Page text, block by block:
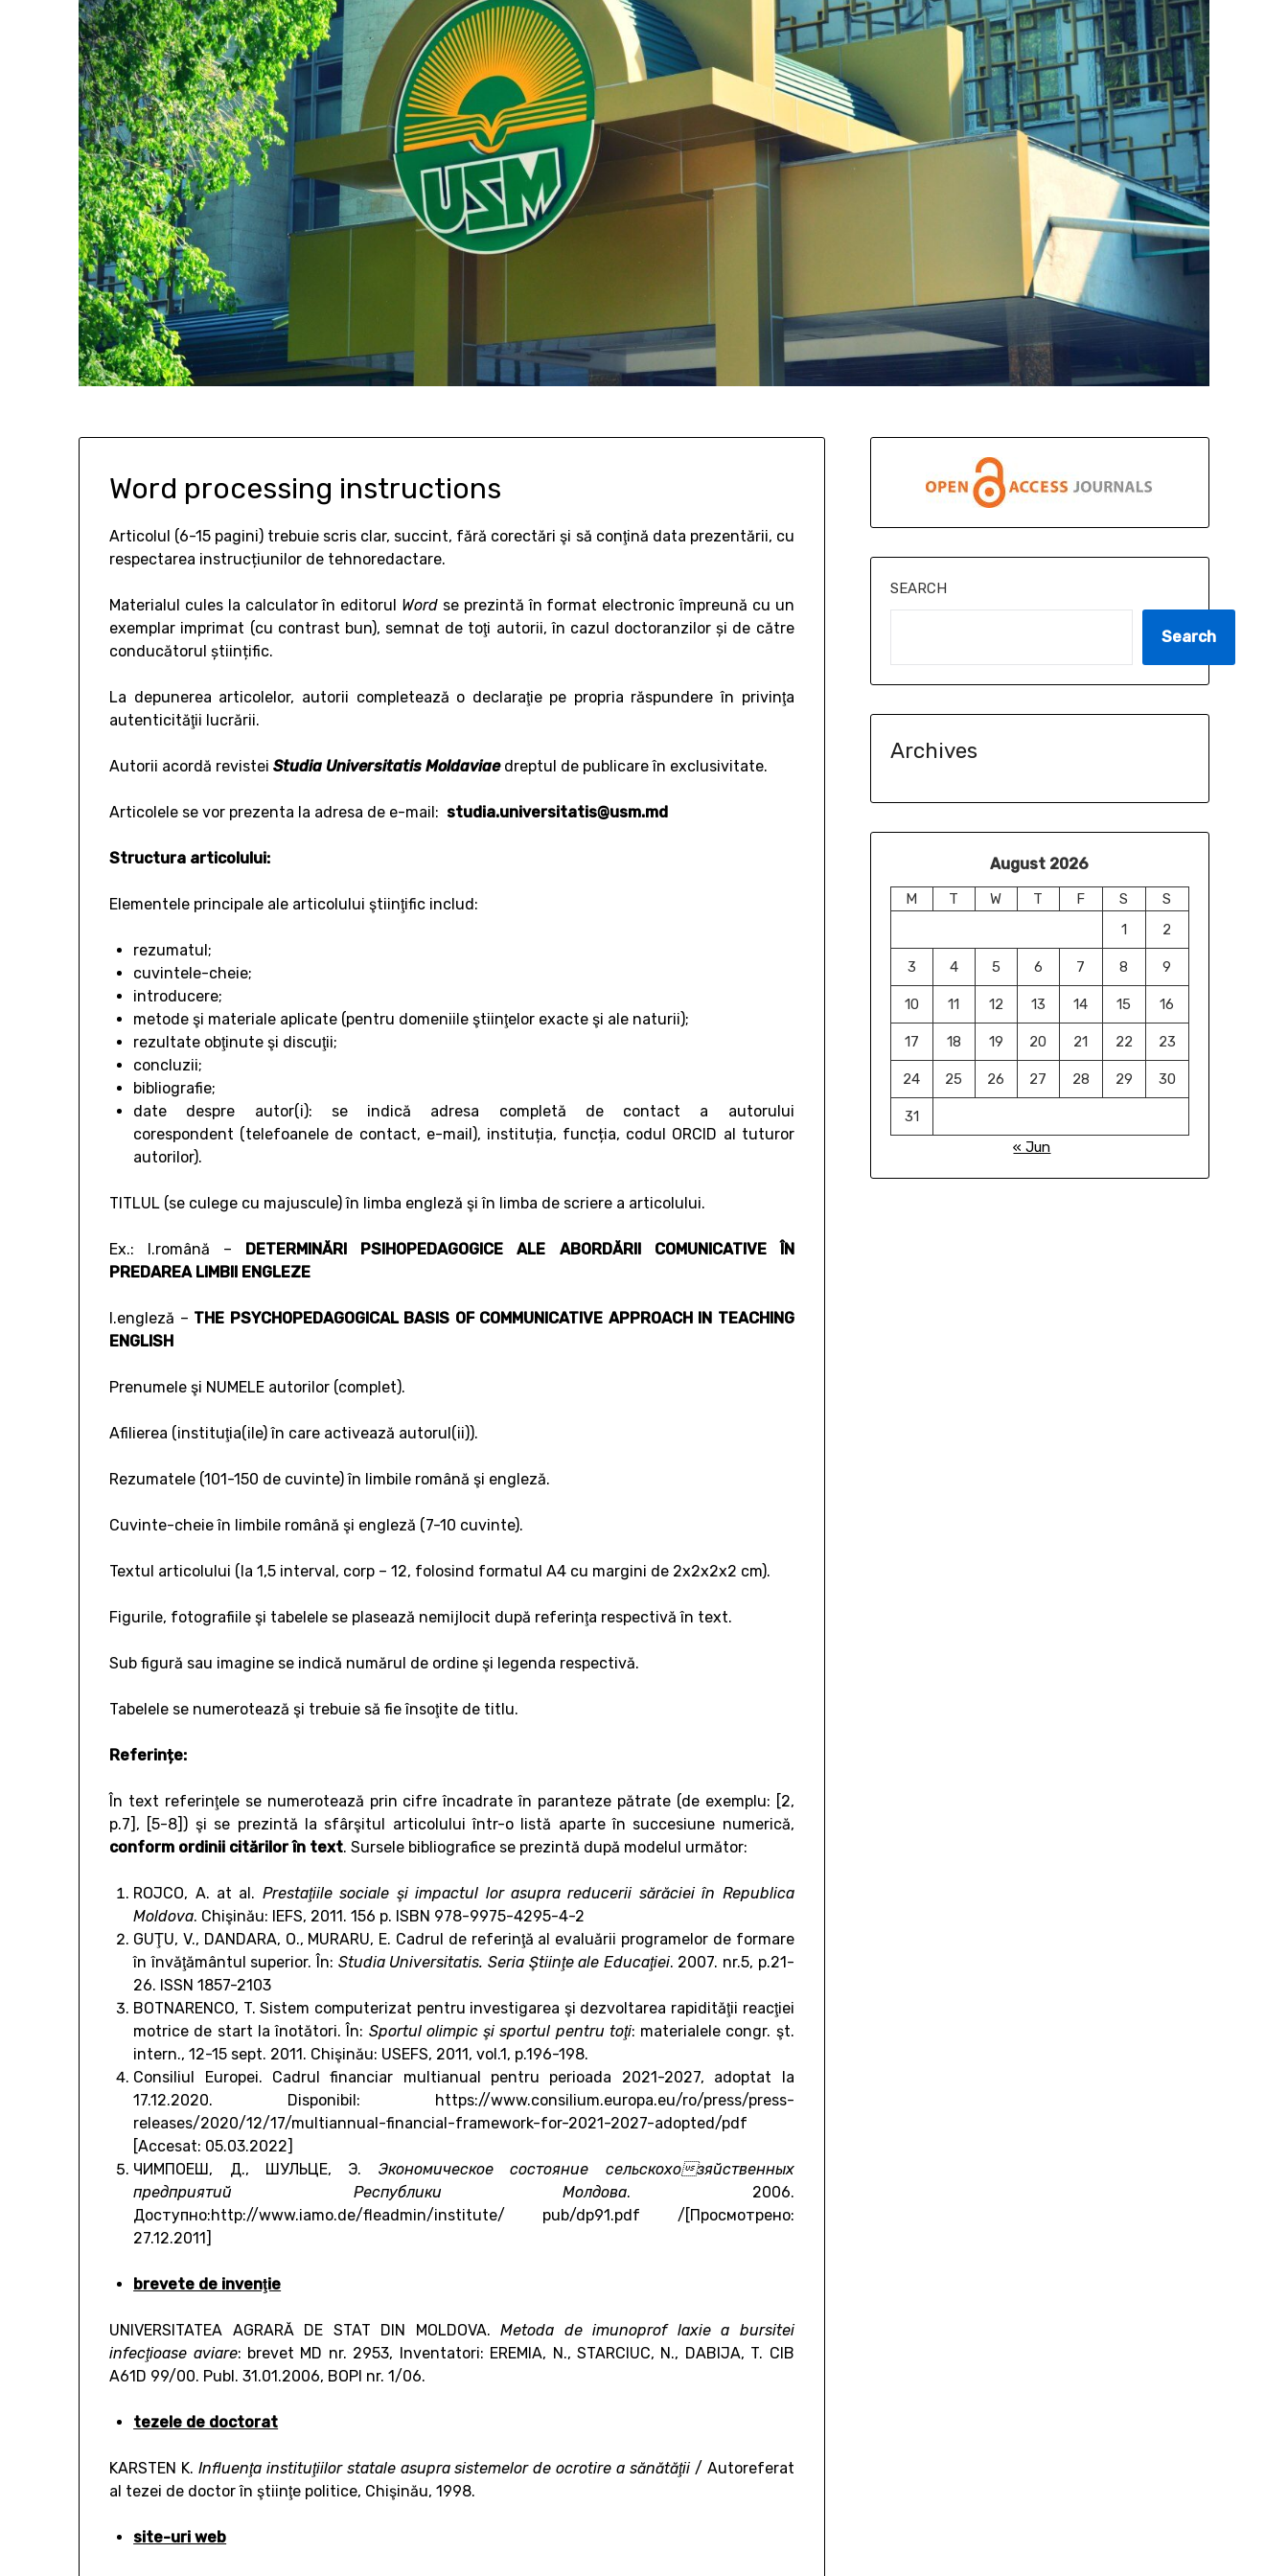
Word processing instructions
Articolul (6-15 pagini) trebuie scris clar, succint, fără corectări şi să conţină data prezentării, cu
respectarea instrucțiunilor de tehnoredactare.
Materialul cules la calculator în editorul Word se prezintă în format electronic împreună cu un
exemplar imprimat (cu contrast bun), semnat de toţi autorii, în cazul doctoranzilor și de către
conducătorul științific.
La depunerea articolelor, autorii completează o declaraţie pe propria răspundere în privinţa
autenticităţii lucrării.
Autorii acordă revisteiStudia Universitatis Moldaviaedreptul de publicare în exclusivitate.
Articolele se vor prezenta la adresa de e-mail: studia.universitatis@usm.md
Structura articolului:
Elementele principale ale articolului ştiinţific includ:
rezumatul;
cuvintele-cheie;
introducere;
metode şi materiale aplicate (pentru domeniile ştiinţelor exacte şi ale naturii);
rezultate obţinute şi discuţii;
concluzii;
bibliografie;
date despre autor(i): se indică adresa completă de contact a autorului
corespondent (telefoanele de contact, e-mail), instituția, funcția, codul ORCID al tuturor
autorilor).
TITLUL (se culege cu majuscule) în limba engleză şi în limba de scriere a articolului.
Ex.: l.română – DETERMINĂRI PSIHOPEDAGOGICE ALE ABORDĂRII COMUNICATIVE ÎN
PREDAREA LIMBII ENGLEZE
l.engleză – THE PSYCHOPEDAGOGICAL BASIS OF COMMUNICATIVE APPROACH IN TEACHING
ENGLISH
Prenumele şi NUMELE autorilor (complet).
Afilierea (instituţia(ile) în care activează autorul(ii)).
Rezumatele (101-150 de cuvinte) în limbile română şi engleză.
Cuvinte-cheie în limbile română şi engleză (7-10 cuvinte).
Textul articolului (la 1,5 interval, corp – 12, folosind formatul A4 cu margini de 2x2x2x2 cm).
Figurile, fotografiile şi tabelele se plasează nemijlocit după referinţa respectivă în text.
Sub figură sau imagine se indică numărul de ordine şi legenda respectivă.
Tabelele se numerotează şi trebuie să fie însoţite de titlu.
Referințe:
În text referinţele se numerotează prin cifre încadrate în paranteze pătrate (de exemplu: [2,
p.7], [5-8]) şi se prezintă la sfârşitul articolului într-o listă aparte în succesiune numerică,
conform ordinii citărilor în text. Sursele bibliografice se prezintă după modelul următor:
ROJCO, A. at al. Prestaţiile sociale şi impactul lor asupra reducerii sărăciei în Republica
Moldova. Chişinău: IEFS, 2011. 156 p. ISBN 978-9975-4295-4-2
GUŢU, V., DANDARA, O., MURARU, E. Cadrul de referinţă al evaluării programelor de formare
în învăţământul superior. În: Studia Universitatis. Seria Ştiinţe ale Educaţiei. 2007. nr.5, p.21-
26. ISSN 1857-2103
BOTNARENCO, T. Sistem computerizat pentru investigarea şi dezvoltarea rapidităţii reacţiei
motrice de start la înotători. În: Sportul olimpic şi sportul pentru toţi: materialele congr. şt.
intern., 12-15 sept. 2011. Chişinău: USEFS, 2011, vol.1, p.196-198.
Consiliul Europei. Cadrul financiar multianual pentru perioada 2021-2027, adoptat la
17.12.2020. Disponibil: https://www.consilium.europa.eu/ro/press/press-
releases/2020/12/17/multiannual-financial-framework-for-2021-2027-adopted/pdf
[Accesat: 05.03.2022]
ЧИМПОЕШ, Д., ШУЛЬЦЕ, Э. Экономическое состояние сельскохозяйственных
предприятий Республики Молдова. 2006.
Доступно:http://www.iamo.de/fleadmin/institute/ pub/dp91.pdf /[Просмотрено:
27.12.2011]
brevete de invenţie
UNIVERSITATEA AGRARĂ DE STAT DIN MOLDOVA.Metoda de imunoprof laxie a bursitei
infecţioase aviare: brevet MD nr. 2953, Inventatori: EREMIA, N., STARCIUC, N., DABIJA, T. CIB
A61D 99/00. Publ. 31.01.2006, BOPI nr. 1/06.
tezele de doctorat
KARSTEN K. Influenţa instituţiilorstatale asupra sistemelor de ocrotire a sănătăţii/ Autoreferat
al tezei de doctor în ştiinţe politice, Chişinău, 1998.
site-uri web
SEARCH
Search
Archives
August 2026
M T W T F S
S
1
2
3 4 5 6 7 8 9
10 11 12 13 14 15 16
17 18 19 20 21 22 23
24 25 26 27 28 29 30
31
« Jun